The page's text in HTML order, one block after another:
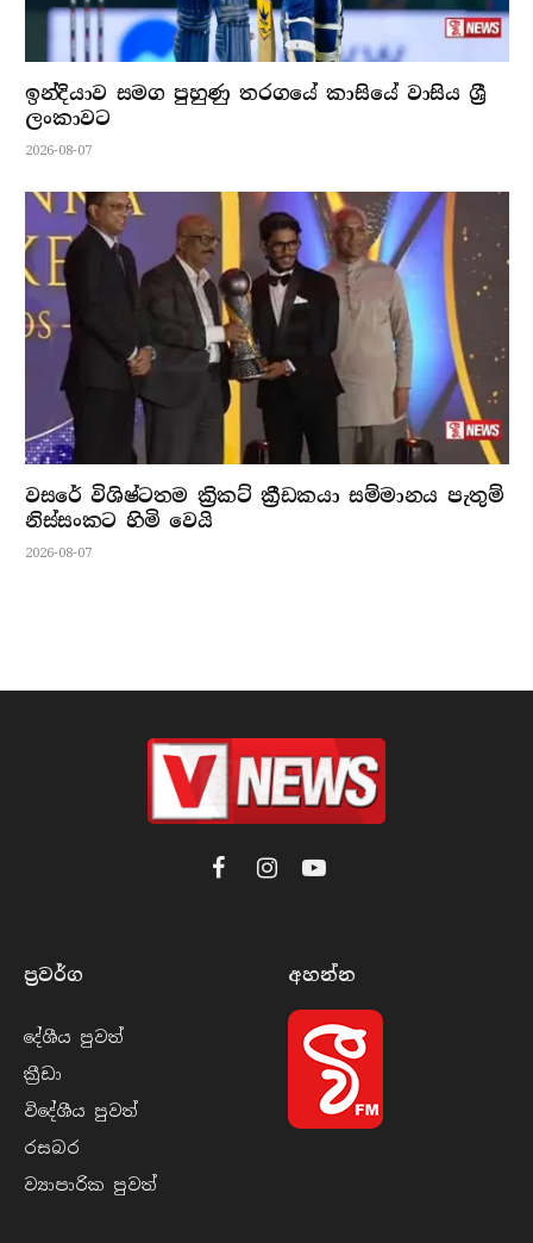
ඉන්දියාව සමග පුහුණු තරගයේ කාසියේ වාසිය ශ්‍රී
ලංකාවට
2026-08-07
වසරේ විශිෂ්ටතම ක්‍රිකට් ක්‍රීඩකයා සම්මානය පැතුම්
නිස්සංකට හිමි වෙයි
2026-08-07
FacebookInstagramYouTube
ප්‍රවර්​ග
දේශීය පුව​ත්
ක්‍රී​ඩා
විදේශීය පුව​ත්
රසබ​ර
ව්‍යාපාරික පුව​ත්
අහන්​න